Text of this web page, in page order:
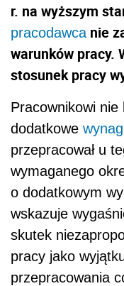
r. na wyższym
pracodawcanie
warunków pracy.
stosunek pracy
Pracownikowi nie
dodatkowe
przepracował u
wymaganego
o dodatkowym
wskazuje
skutek
pracy jako
przepracowania